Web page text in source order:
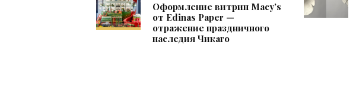
Оформление витрин Macy’s
от Edinas Paper —
отражение праздничного
наследия Чикаго